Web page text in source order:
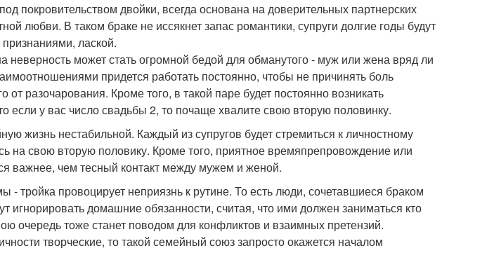
покровительством двойки, всегда основана на доверительных партнерских
любви. В таком браке не иссякнет запас романтики, супруги долгие годы будут
лаской.
может стать огромной бедой для обманутого - муж или жена вряд ли
придется работать постоянно, чтобы не причинять боль
от разочарования. Кроме того, в такой паре будет постоянно возникать
если у вас число свадьбы 2, то почаще хвалите свою вторую половинку.
жизнь нестабильной. Каждый из супругов будет стремиться к личностному
на свою вторую половику. Кроме того, приятное времяпрепровождение или
важнее, чем тесный контакт между мужем и женой.
- тройка провоцирует неприязнь к рутине. То есть люди, сочетавшиеся браком
игнорировать домашние обязанности, считая, что ими должен заниматься кто
очередь тоже станет поводом для конфликтов и взаимных претензий.
творческие, то такой семейный союз запросто окажется началом